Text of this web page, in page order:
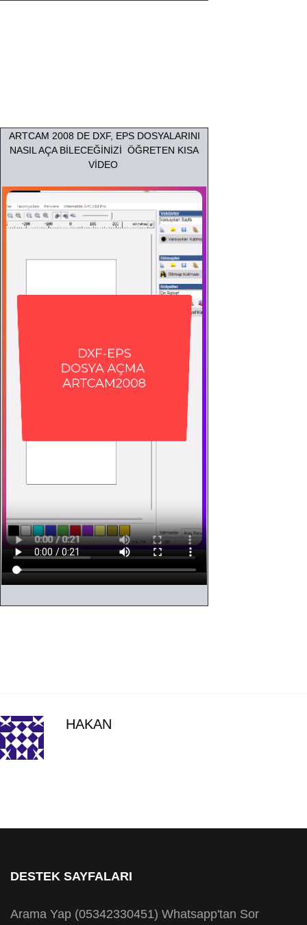
ARTCAM 2008 DE DXF, EPS DOSYALARINI
NASIL AÇA BİLECEĞİNİZİ ÖĞRETEN KISA
VİDEO
HAKAN
DESTEK SAYFALARI
Arama Yap (05342330451) Whatsapp'tan Sor